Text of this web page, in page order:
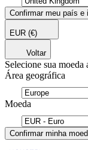
Confirmar meu país e
EUR (€)
Voltar
Selecione sua moeda
Área geográfica
Moeda
Confirmar minha